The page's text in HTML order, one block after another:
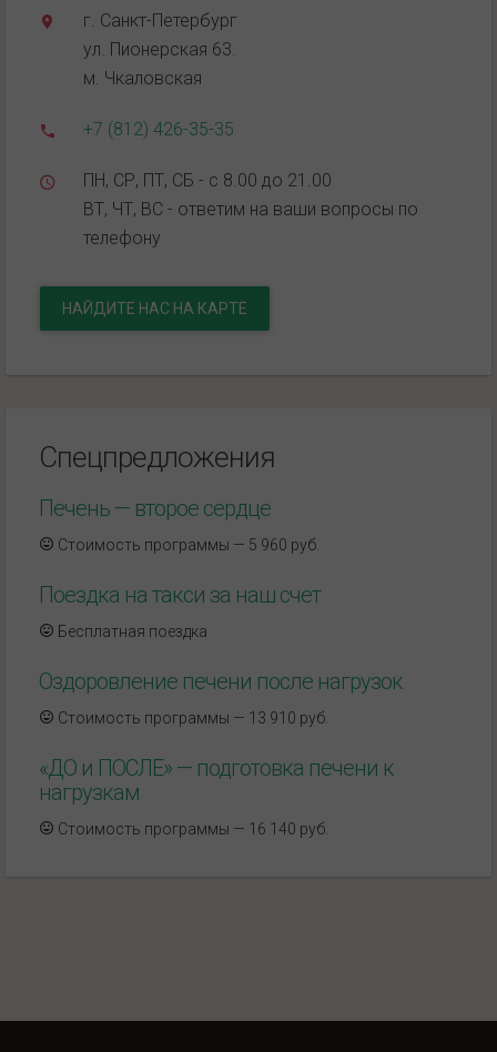
г. Санкт-Петербург
ул. Пионерская 63.
м. Чкаловская
+7 (812) 426-35-35
ПН, СР, ПТ, СБ - с 8.00 до 21.00
ВТ, ЧТ, ВС - ответим на ваши вопросы по
телефону
НАЙДИТЕ НАС НА КАРТЕ
Спецпредложения
Печень — второе сердце
Стоимость программы — 5 960 руб.
Поездка на такси за наш счет
Бесплатная поездка
Оздоровление печени после нагрузок
Стоимость программы — 13 910 руб.
«ДО и ПОСЛЕ» — подготовка печени к
нагрузкам
Стоимость программы — 16 140 руб.